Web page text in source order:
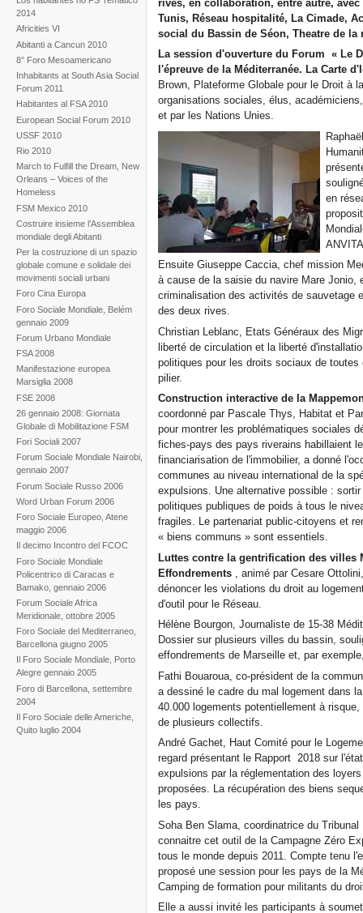
2014
Africities VI
Abitanti a Cancun 2010
8° Foro Mesoamericano
Inhabitants at South Asia Social
Forum 2011
Habitantes al FSA 2010
European Social Forum 2010
USSF 2010
Rio 2010
March to Fulfill the Dream, New
Orleans – Voices of the
Homeless
FSM Mexico 2010
Costruire insieme l’Assemblea
mondiale degli Abitanti
Per la costruzione di un spazio
globale comune e solidale dei
movimenti sociali urbani
Foro Cina Europa
Foro Sociale Mondiale, Belém
gennaio 2009
Forum Urbano Mondiale
FSA 2008
Manifestazione europea
Marsiglia 2008
FSE 2008
26 gennaio 2008: Giornata
Globale di Mobilitazione FSM
Fori Sociali 2007
Forum Sociale Mondiale Nairobi,
gennaio 2007
Forum Sociale Russo 2006
Word Urban Forum 2006
Foro Sociale Europeo, Atene
maggio 2006
Il decimo Incontro del FCOC
Foro Sociale Mondiale
Policentrico di Caracas e
Bamako, gennaio 2006
Forum Sociale Africa
Meridionale, ottobre 2005
Foro Sociale del Mediterraneo,
Barcellona giugno 2005
Il Foro Sociale Mondiale, Porto
Alegre gennaio 2005
Foro di Barcellona, settembre
2004
Il Foro Sociale delle Americhe,
Quito luglio 2004
rives, en collaboration, entre autre,
Tunis, Réseau hospitalité, La Cimade,
social du Bassin de Séon, Theatre de la
La session d'ouverture du Forum « Le
l'épreuve de la Méditerranée. La Carte
Brown, Plateforme Globale pour le Droit à
organisations sociales, élus,
et par les Nations Unies.
en
Ensuite Giuseppe Caccia, chef mission
à cause de la saisie du navire Mare Jonio,
criminalisation des activités de sauvetage
des deux rives.
Christian Leblanc, Etats Généraux des
liberté de circulation et la liberté
politiques pour les droits sociaux de
pilier.
Construction interactive de la
coordonné par Pascale Thys, Habitat et
pour montrer les problématiques sociales
fiches-pays des pays riverains habillaient
financiarisation de l'immobilier, a donné
communes au niveau international de la
expulsions. Une alternative possible :
politiques publiques de poids à tous le
fragiles. Le partenariat public-citoyens et
« biens communs » sont essentiels.
Luttes contre la gentrification des villes
Effondrements , animé par Cesare
dénoncer les violations du droit au
d'outil pour le Réseau.
Hélène Bourgon, Journaliste de 15-38
Dossier sur plusieurs villes du bassin,
effondrements de Marseille et, par
Fathi Bouaroua, co-président de la
a dessiné le cadre du mal logement dans
40.000 logements potentiellement à
de plusieurs collectifs.
André Gachet, Haut Comité pour le
regard présentant le Rapport 2018 sur
expulsions par la réglementation des
proposées. La récupération des biens
les pays.
Soha Ben Slama, coordinatrice du
connaitre cet outil de la Campagne Zéro
tous le monde depuis 2011. Compte tenu
proposé une session pour les pays de la
Camping de formation pour militants du
Elle a aussi invité les participants à